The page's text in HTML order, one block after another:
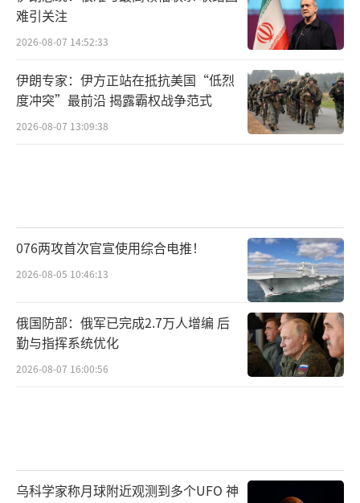
难引关注
2026-08-07 14:52:33
伊朗专家：伊方正站在抵抗美国“低烈
度冲突”最前沿 揭露霸权战争范式
2026-08-07 13:09:38
076两攻首次官宣使用综合电推！
2026-08-05 10:46:13
俄国防部：俄军已完成2.7万人增编 后
勤与指挥系统优化
2026-08-07 16:00:56
乌科学家称月球附近观测到多个UFO 神